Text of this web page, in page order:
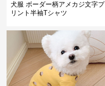
犬服 ボーダー柄アメカジ文字プ
リント半袖Tシャツ